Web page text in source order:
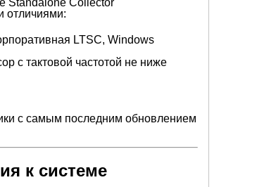
Standalone Collector
отличиями:
LTSC, Windows
с тактовой частотой не ниже
с самым последним обновлением
к системе